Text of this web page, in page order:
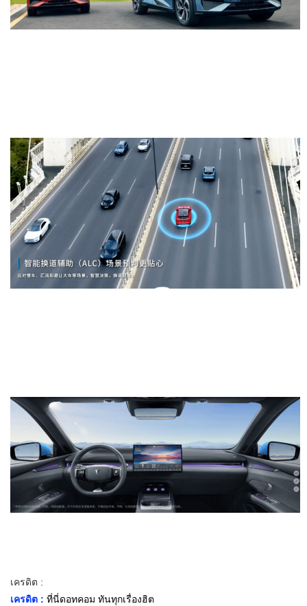
เครดิต :
เครดิต : ที่นี่ดอทคอม ทันทุกเรื่องฮิต